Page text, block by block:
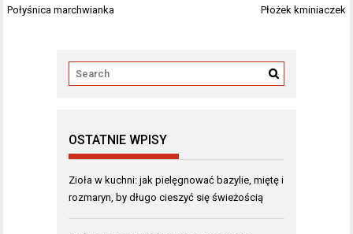
Nawigacja
Połyśnica marchwianka Płożek kminiaczek
OSTATNIE WPISY
Zioła w kuchni: jak pielęgnować bazylie, miętę i
rozmaryn, by długo cieszyć się świeżością